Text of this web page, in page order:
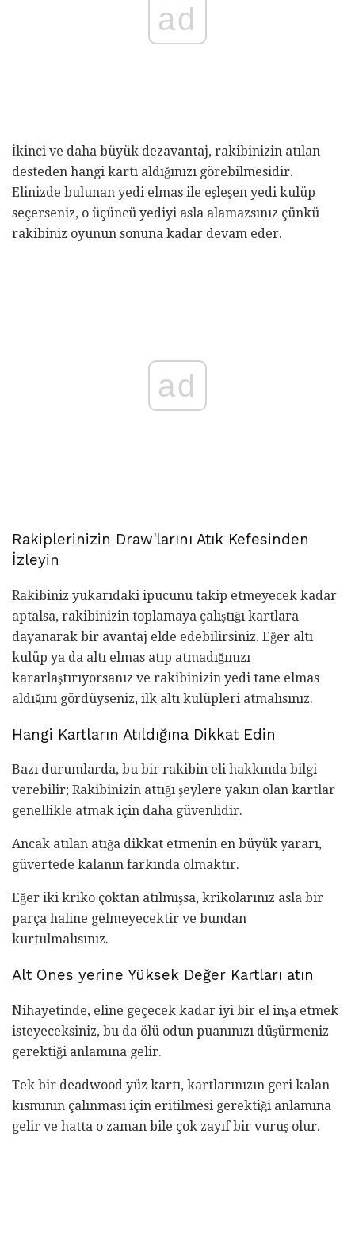
ad
İkinci ve daha büyük dezavantaj, rakibinizin atılan
desteden hangi kartı aldığınızı görebilmesidir.
Elinizde bulunan yedi elmas ile eşleşen yedi kulüp
seçerseniz, o üçüncü yediyi asla alamazsınız çünkü
rakibiniz oyunun sonuna kadar devam eder.
ad
Rakiplerinizin Draw'larını Atık Kefesinden
İzleyin
Rakibiniz yukarıdaki ipucunu takip etmeyecek kadar
aptalsa, rakibinizin toplamaya çalıştığı kartlara
dayanarak bir avantaj elde edebilirsiniz. Eğer altı
kulüp ya da altı elmas atıp atmadığınızı
kararlaştırıyorsanız ve rakibinizin yedi tane elmas
aldığını gördüyseniz, ilk altı kulüpleri atmalısınız.
Hangi Kartların Atıldığına Dikkat Edin
Bazı durumlarda, bu bir rakibin eli hakkında bilgi
verebilir; Rakibinizin attığı şeylere yakın olan kartlar
genellikle atmak için daha güvenlidir.
Ancak atılan atığa dikkat etmenin en büyük yararı,
güvertede kalanın farkında olmaktır.
Eğer iki kriko çoktan atılmışsa, krikolarınız asla bir
parça haline gelmeyecektir ve bundan
kurtulmalısınız.
Alt Ones yerine Yüksek Değer Kartları atın
Nihayetinde, eline geçecek kadar iyi bir el inşa etmek
isteyeceksiniz, bu da ölü odun puanınızı düşürmeniz
gerektiği anlamına gelir.
Tek bir deadwood yüz kartı, kartlarınızın geri kalan
kısmının çalınması için eritilmesi gerektiği anlamına
gelir ve hatta o zaman bile çok zayıf bir vuruş olur.